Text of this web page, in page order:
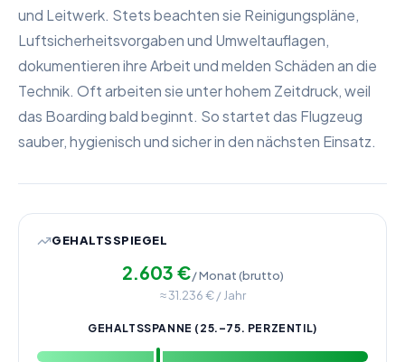
und Leitwerk. Stets beachten sie Reinigungspläne,
Luftsicherheitsvorgaben und Umweltauflagen,
dokumentieren ihre Arbeit und melden Schäden an die
Technik. Oft arbeiten sie unter hohem Zeitdruck, weil
das Boarding bald beginnt. So startet das Flugzeug
sauber, hygienisch und sicher in den nächsten Einsatz.
GEHALTSSPIEGEL
2.603 €/ Monat (brutto)
≈31.236€ / Jahr
GEHALTSSPANNE (25.–75. PERZENTIL)